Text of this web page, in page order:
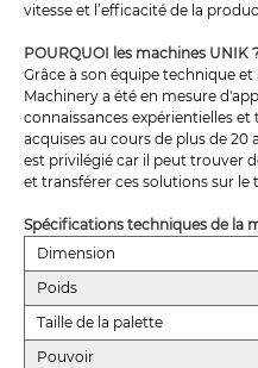
vitesse et l’efficacité de la
POURQUOI les machines UNIK
Grâce à son équipe technique et
Machinery a été en mesure
connaissances expérientielles
acquises au cours de plus de
est privilégié car il peut trouver
et transférer ces solutions sur le
Spécifications techniques de la
Dimension
Poids
Taille de la palette
Pouvoir